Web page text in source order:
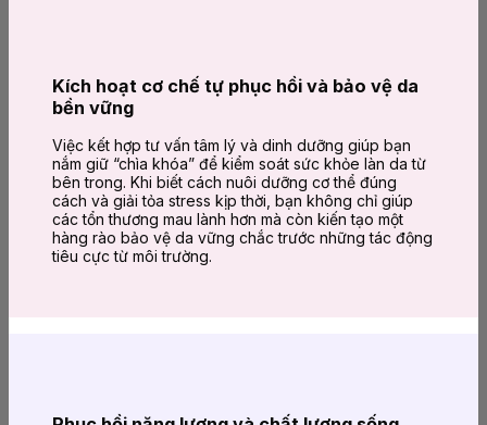
Kích hoạt cơ chế tự phục hồi và bảo vệ da
bền vững
Việc kết hợp tư vấn tâm lý và dinh dưỡng giúp bạn
nắm giữ “chìa khóa” để kiểm soát sức khỏe làn da từ
bên trong. Khi biết cách nuôi dưỡng cơ thể đúng
cách và giải tỏa stress kịp thời, bạn không chỉ giúp
các tổn thương mau lành hơn mà còn kiến tạo một
hàng rào bảo vệ da vững chắc trước những tác động
tiêu cực từ môi trường.